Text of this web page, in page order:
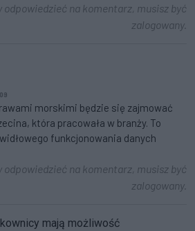
odpowiedzieć na komentarz, musisz być
zalogowany.
morskimi będzie się zajmować
która pracowała w branży. To
funkcjonowania danych
odpowiedzieć na komentarz, musisz być
zalogowany.
mają możliwość